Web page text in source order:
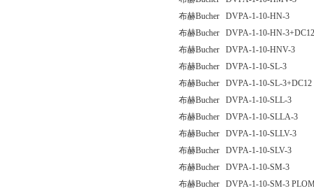
布赫Bucher DVPA-1-10-HN-3
布赫Bucher DVPA-1-10-HN-3+DC12
布赫Bucher DVPA-1-10-HNV-3
布赫Bucher DVPA-1-10-SL-3
布赫Bucher DVPA-1-10-SL-3+DC12
布赫Bucher DVPA-1-10-SLL-3
布赫Bucher DVPA-1-10-SLLA-3
布赫Bucher DVPA-1-10-SLLV-3
布赫Bucher DVPA-1-10-SLV-3
布赫Bucher DVPA-1-10-SM-3
布赫Bucher DVPA-1-10-SM-3